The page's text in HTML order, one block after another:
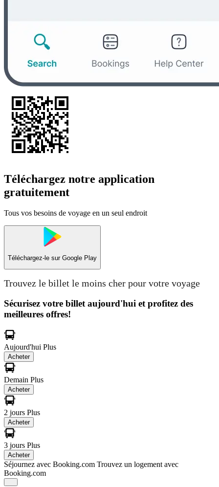
Téléchargez notre application
gratuitement
Tous vos besoins de voyage en un seul endroit
Téléchargez-le sur Google Play
Trouvez le billet le moins cher pour votre voyage
Sécurisez votre billet aujourd'hui et profitez des
meilleures offres!
Aujourd'hui Plus
Acheter
Demain Plus
Acheter
2 jours Plus
Acheter
3 jours Plus
Acheter
Séjournez avec Booking.com Trouvez un logement avec
Booking.com